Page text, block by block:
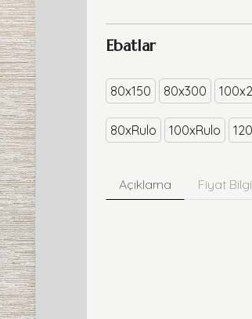
Ebatlar
80x150 80x300
80xRulo 100xRulo
Açıklama Fiyat